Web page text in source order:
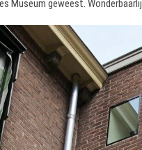
Museum geweest.